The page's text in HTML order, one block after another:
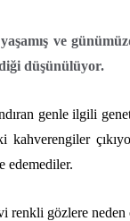
ve
düşünülüyor.
genle ilgili
kahverengiler
edemediler.
renkli gözlere